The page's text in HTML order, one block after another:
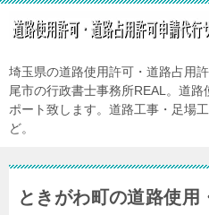
埼玉県の道路使用許可・道路占用
尾市の行政書士事務所REAL。道
ポート致します。道路工事・足場
ど。
ときがわ町の道路使用